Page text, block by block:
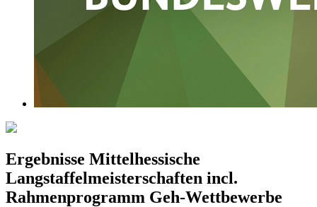
Ergebnisse Mittelhessische
Langstaffelmeisterschaften incl.
Rahmenprogramm Geh-Wettbewerbe